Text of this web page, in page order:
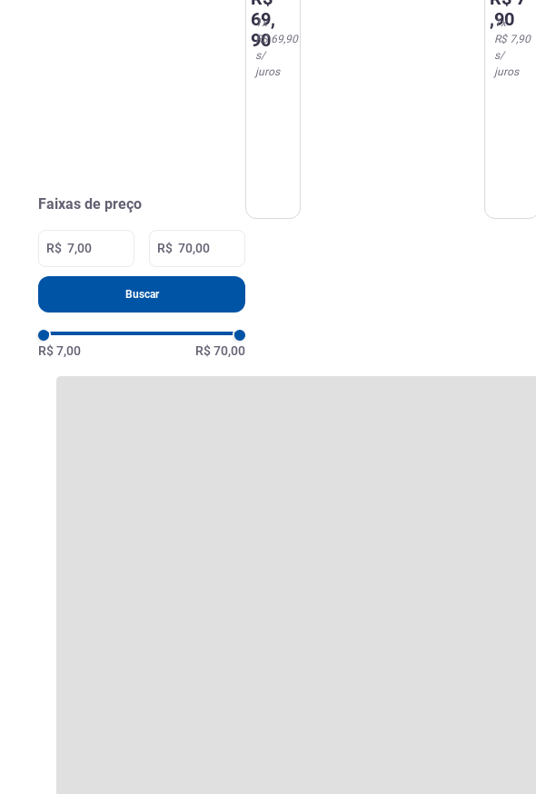
Faixas de preço
R$ R$
Buscar
R$ 7,00 R$ 70,00
Galo
Cinza
69,
90
1x
R$ 69,90
s/
juros
Cinza
,90
1x
R$ 7,90
s/
juros